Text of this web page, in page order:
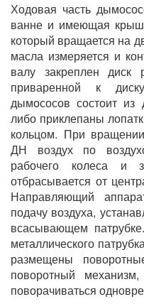
Ходовая часть
ванне и имеющая
который вращается на
масла измеряется и
валу закреплен диск
приваренной к
дымососов состоит из
либо приклепаны
кольцом. При
ДН воздух по
рабочего колеса и
отбрасывается от
Направляющий
подачу воздуха,
всасывающем
металлического
размещены
поворотный
поворачиваться